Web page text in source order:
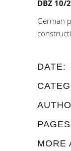
DBZ 10/
German
DATE:
MORE